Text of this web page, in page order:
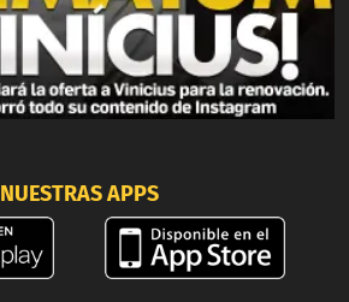
NUESTRAS APPS